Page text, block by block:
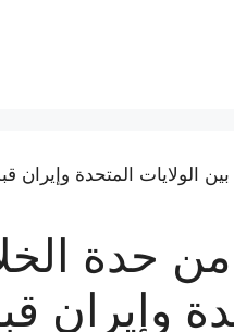
حدة
وإيران